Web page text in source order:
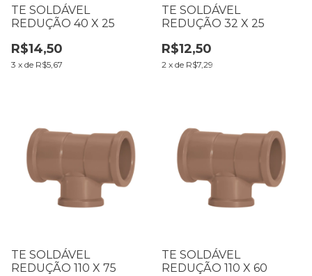
TE SOLDÁVEL
REDUÇÃO 40 X 25
R$14,50
3 x de R$5,67
TE SOLDÁVEL
REDUÇÃO 32 X 25
R$12,50
2 x de R$7,29
TE SOLDÁVEL
REDUÇÃO 110 X 75
TE SOLDÁVEL
REDUÇÃO 110 X 60